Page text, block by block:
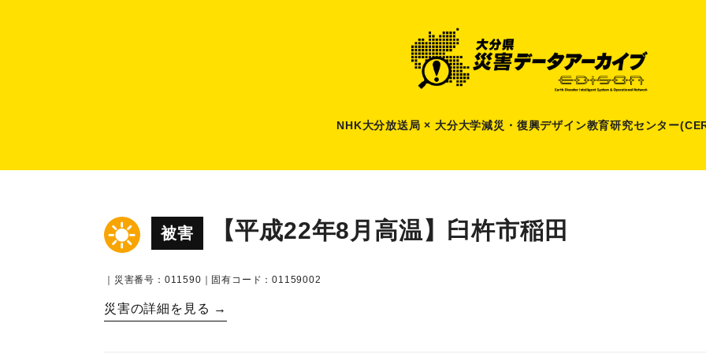
NHK大分放送局 × 大分大学減災 ・ 復興デザイン教育研究センター
被害 【平成22年8月高温】臼杵市稲田
｜災害番号：011590｜固有コード：01159002
災害の詳細を見る →